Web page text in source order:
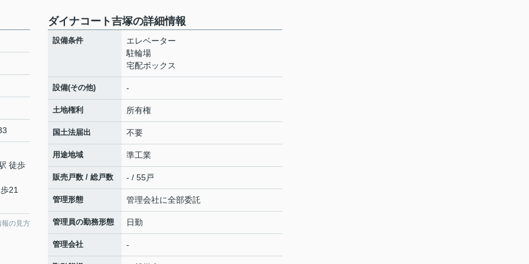
徒歩
21
報の見方
ダイナコート吉塚の詳細情報
設備条件
エレベーター
駐輪場
宅配ボックス
設備(その他) -
土地権利 所有権
国土法届出 不要
用途地域 準工業
販売戸数 / 総戸数 - / 55戸
管理形態 管理会社に全部委託
管理員の勤務形態 日勤
管理会社 -